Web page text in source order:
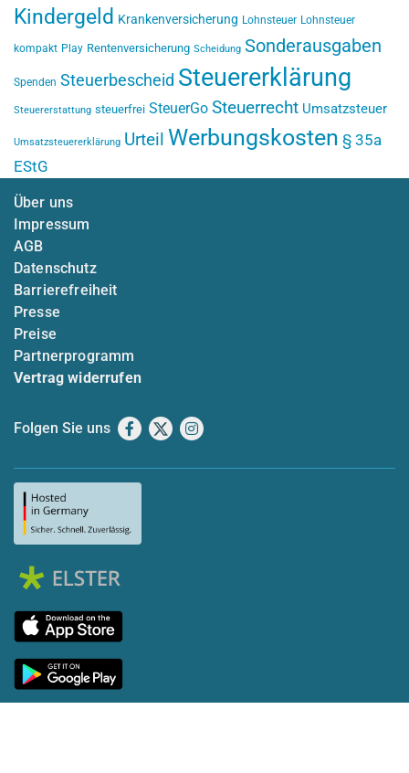
Kindergeld Krankenversicherung Lohnsteuer Lohnsteuer
kompakt Play Rentenversicherung Scheidung Sonderausgaben
Spenden Steuerbescheid Steuererklärung
Steuererstattung steuerfrei SteuerGo Steuerrecht Umsatzsteuer
Umsatzsteuererklärung Urteil Werbungskosten § 35a
EStG
Über uns
Impressum
AGB
Datenschutz
Barrierefreiheit
Presse
Preise
Partnerprogramm
Vertrag widerrufen
Folgen Sie uns Facebook
X Instagram